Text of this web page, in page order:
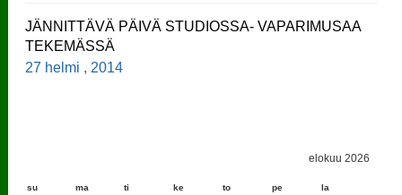
JÄNNITTÄVÄ PÄIVÄ STUDIOSSA- VAPARIMUSAA
TEKEMÄSSÄ
27 helmi , 2014
elokuu 2026
su ma ti ke to pe la